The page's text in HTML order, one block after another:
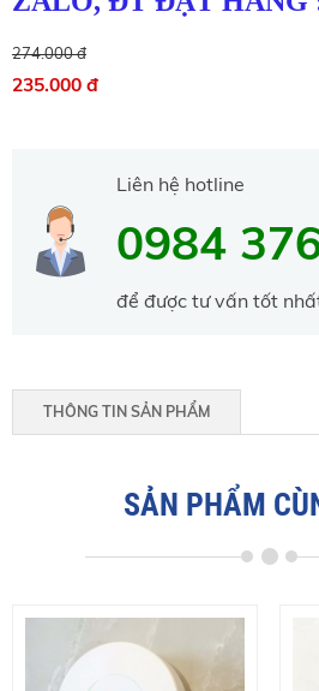
274.000 đ
235.000 đ
Liên hệ hotline
0984
để được tư vấn tốt
THÔNG TIN SẢN PHẨM
SẢN PHẨM